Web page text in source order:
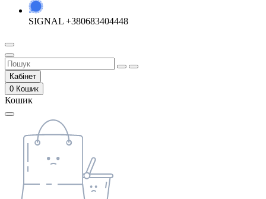
SIGNAL +380683404448
Кабінет
0 Кошик
Кошик